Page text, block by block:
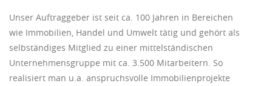
Unser Auftraggeber ist seit ca. 100 Jahren in Bereichen
wie Immobilien, Handel und Umwelt tätig und gehört als
selbständiges Mitglied zu einer mittelständischen
Unternehmensgruppe mit ca. 3.500 Mitarbeitern. So
realisiert man u.a. anspruchsvolle Immobilienprojekte